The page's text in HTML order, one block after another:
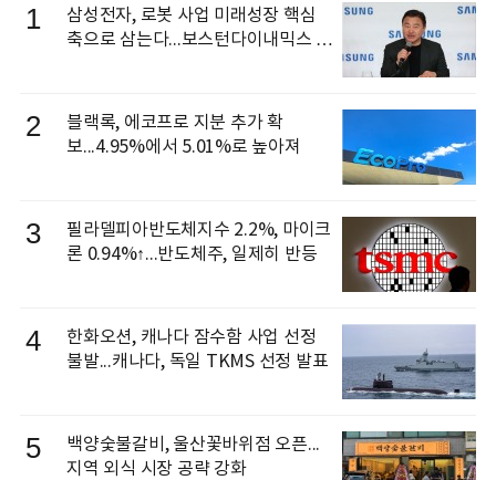
1
삼성전자, 로봇 사업 미래성장 핵심
축으로 삼는다...보스턴다이내믹스 출
2
블랙록, 에코프로 지분 추가 확
보...4.95%에서 5.01%로 높아져
3
필라델피아반도체지수 2.2%, 마이크
론 0.94%↑...반도체주, 일제히 반등
4
한화오션, 캐나다 잠수함 사업 선정
불발...캐나다, 독일 TKMS 선정 발표
5
백양숯불갈비, 울산꽃바위점 오픈...
지역 외식 시장 공략 강화